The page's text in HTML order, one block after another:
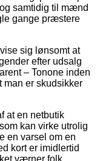
samtidig til mænd
gange præstere
sig lønsomt at
efter udsalg
– Tonone inden
man er skudsikker
at en netbutik
kan virke utrolig
en varsel om en
kort er imidlertid
værner folk